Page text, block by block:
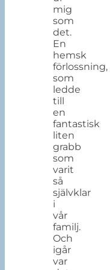
mig
som
det.
En
hemsk
förlossning,
som
ledde
till
en
fantastisk
liten
grabb
som
varit
så
självklar
i
vår
familj.
Och
igår
var